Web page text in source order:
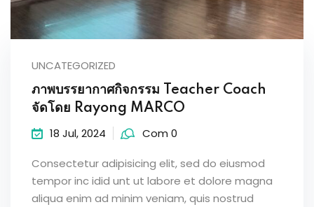
UNCATEGORIZED
ภาพบรรยากาศกิจกรรม Teacher Coach
จัดโดย Rayong MARCO
18 Jul, 2024 Com 0
Consectetur adipisicing elit, sed do eiusmod
tempor inc idid unt ut labore et dolore magna
aliqua enim ad minim veniam, quis nostrud